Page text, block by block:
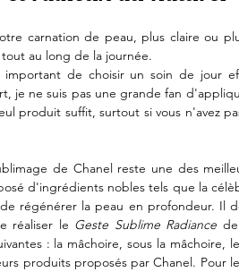
carnation de peau, plus claire ou
au long de la journée.
important de choisir un soin de jour
je ne suis pas une grande fan
produit suffit, surtout si vous n'avez
de Chanel reste une des
d'ingrédients nobles tels que la
régénérer la peau en profondeur. Il
réaliser le Geste Sublime Radiance
: la mâchoire, sous la
produits proposés par Chanel. Pour